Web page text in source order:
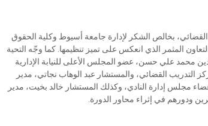
بخالص الشكر لإدارة جامعة أسيوط وكلية الحقوق
المثمر الذي انعكس على تميز تنظيمها. كما وجّه التحية
محمد علي حسن، عضو المجلس الأعلى للنيابة الإدارية
التدريب القضائي، والمستشار عبد الوهاب نجاتي، مدير
مجلس إدارة النادي، وكذلك المستشار خالد بخيت، مدير
ودورهم في إثراء محاور الدورة.